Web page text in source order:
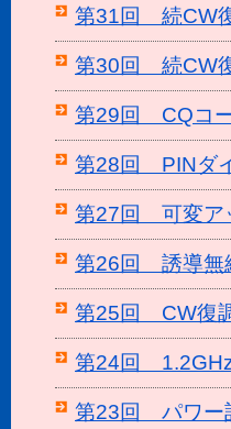
第31回 続CW
第30回 続CW
第29回 CQコ
第28回 PINダ
第27回 可変ア
第26回 誘導無
第25回 CW復
第24回
第23回 パワー